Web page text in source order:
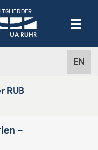
EN
DER
RUB
–